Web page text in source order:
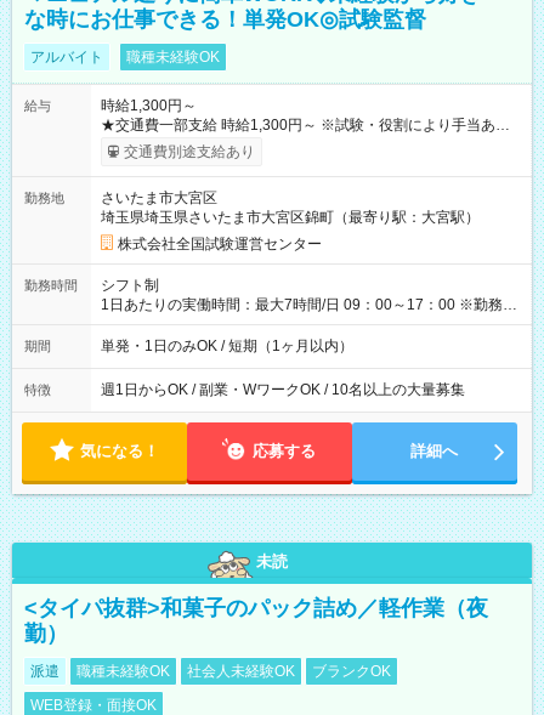
な時にお仕事できる！単発OK◎試験監督
アルバイト 職種未経験OK
給与
時給1,300円～
★交通費一部支給 時給1,300円～ ※試験・役割により手当あり
※勤務回数により昇給あり 【即給（前払い）オプションあ
り！】 希望される場合、勤務から1週間ほどで給与の一部を受け
例】 ・河合塾模擬試験 8:30～17:30（休憩1時間） 時給1,300円
×8時間＝日収10,400円＋交通費 ※当日の役割により時給＋100
円の場合あり ・国家試験 7:00～13:30（休憩なし） 時給1,300
円（役割手当＋100円）×6時間＝日収8,400円＋交通費 【試用期
間】試用期間なし
交通費別途支給あり
勤務地
さいたま市大宮区
埼玉県埼玉県さいたま市大宮区錦町（最寄り駅：大宮駅）
株式会社全国試験運営センター
勤務時間
シフト制
1日あたりの実働時間：最大7時間/日 09：00～17：00 ※勤務時
間は 試験により異なります。
期間 単発・1日のみOK / 短期（1ヶ月以内）
特徴 週1日からOK / 副業・WワークOK / 10名以上の大量募集
気になる！ 応募する 詳細へ
未読
<タイパ抜群>和菓子のパック詰め／軽作業（夜
勤）
派遣 職種未経験OK 社会人未経験OK
ブランクOK
WEB登録・面接OK